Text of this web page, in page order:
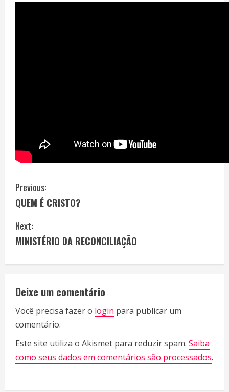
C
o
n
n
u
e
R
Previous:
QUEM É CRISTO?
Next:
MINISTÉRIO DA RECONCILIAÇÃO
Deixe um comentário
Você precisa fazer o login para publicar um
comentário.
Este site utiliza o Akismet para reduzir spam. Saiba
como seus dados em comentários são processados.